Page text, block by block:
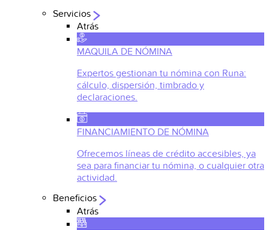
Servicios
Atrás
MAQUILA DE NÓMINA
Expertos gestionan tu nómina con Runa:
cálculo, dispersión, timbrado y
declaraciones.
FINANCIAMIENTO DE NÓMINA
Ofrecemos líneas de crédito accesibles, ya
sea para financiar tu nómina, o cualquier otra
actividad.
Beneficios
Atrás